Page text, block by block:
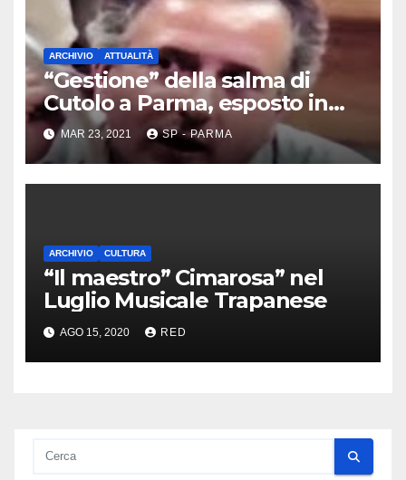
ARCHIVIO ATTUALITÀ
“Gestione” della salma di
Cutolo a Parma, esposto in
Procura
MAR 23, 2021 SP - PARMA
ARCHIVIO CULTURA
“Il maestro” Cimarosa” nel
Luglio Musicale Trapanese
AGO 15, 2020 RED